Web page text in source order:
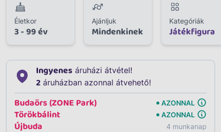
Életkor
3 - 99 év
Ajánljuk
Mindenkinek
Kategóriák
Játékfigura
Ingyenes áruházi átvétel!
2 áruházban azonnal átvehető!
Budaörs (ZONE Park) AZONNAL
Törökbálint AZONNAL
Újbuda
4 munkanap